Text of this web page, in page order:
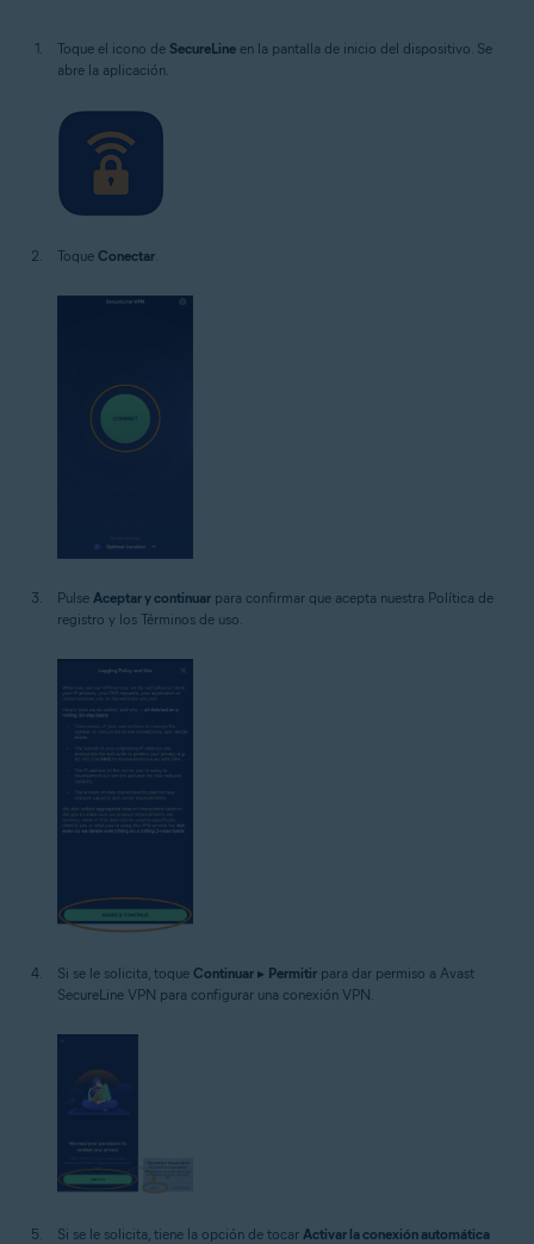
Toque el icono de SecureLine en la pantalla de inicio del dispositivo. Se
abre la aplicación.
Toque Conectar.
Pulse Aceptar y continuar para confirmar que acepta nuestra Política de
registro y los Términos de uso.
Si se le solicita, toque Continuar ▸ Permitir para dar permiso a Avast
SecureLine VPN para configurar una conexión VPN.
Si se le solicita, tiene la opción de tocar Activar la conexión automática